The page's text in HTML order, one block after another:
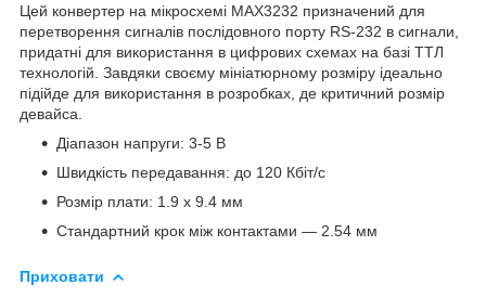
Цей конвертер на мікросхемі MAX3232 призначений для
перетворення сигналів послідовного порту RS-232 в сигнали,
придатні для використання в цифрових схемах на базі ТТЛ
технологій. Завдяки своєму мініатюрному розміру ідеально
підійде для використання в розробках, де критичний розмір
девайса.
Діапазон напруги: 3-5 В
Швидкість передавання: до 120 Кбіт/с
Розмір плати: 1.9 х 9.4 мм
Стандартний крок між контактами — 2.54 мм
Приховати